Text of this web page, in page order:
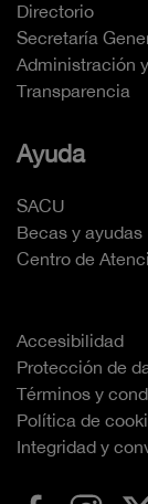
Directorio
Secretaría
Administración
Transparencia
Ayuda
SACU
Becas y ayudas
Centro de
Accesibilidad
Protección de
Términos y
Política de
Integridad y